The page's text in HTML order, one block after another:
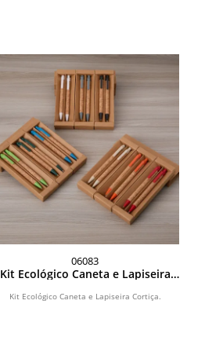
06083
Kit Ecológico Caneta e Lapiseira
Kit Ecológico Caneta e Lapiseira Cortiça.